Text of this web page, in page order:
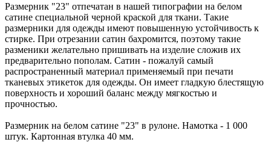
Размерник "23" отпечатан в нашей типографии на белом
сатине специальной черной краской для ткани. Такие
размерники для одежды имеют повышенную устойчивость к
стирке. При отрезании сатин бахромится, поэтому такие
разменики желательно пришивать на изделие сложив их
предварительно пополам. Сатин - пожалуй самый
распространенный материал применяемый при печати
тканевых этикеток для одежды. Он имеет гладкую блестящую
поверхность и хороший баланс между мягкостью и
прочностью.
Размерник на белом сатине "23" в рулоне. Намотка - 1 000
штук. Картонная втулка 40 мм.